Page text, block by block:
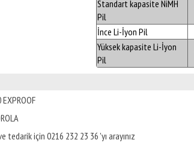
Standart kapasite NiMH
Pil
İnce Li-İyon Pil
Yüksek kapasite Li-İyon
Pil
tedarik için 0216 232 23 36 'yı arayınız